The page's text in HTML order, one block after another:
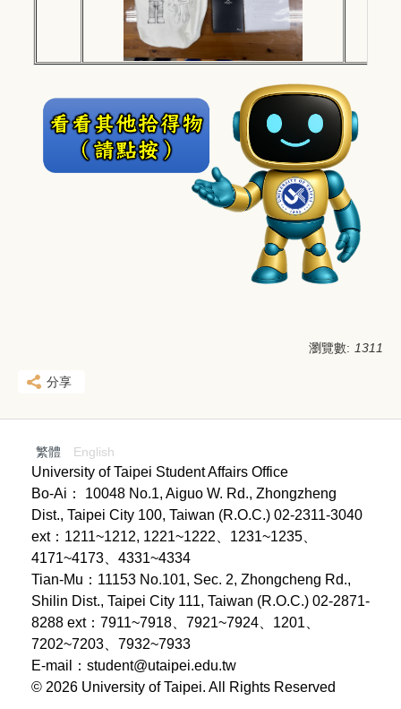
瀏覽數: 1311
分享
繁體 English
University of Taipei Student Affairs Office
Bo-Ai： 10048 No.1, Aiguo W. Rd., Zhongzheng
Dist., Taipei City 100, Taiwan (R.O.C.) 02-2311-3040
ext：1211~1212, 1221~1222、1231~1235、
4171~4173、4331~4334
Tian-Mu：11153 No.101, Sec. 2, Zhongcheng Rd.,
Shilin Dist., Taipei City 111, Taiwan (R.O.C.) 02-2871-
8288 ext：7911~7918、7921~7924、1201、
7202~7203、7932~7933
E-mail：student@utaipei.edu.tw
© 2026 University of Taipei. All Rights Reserved